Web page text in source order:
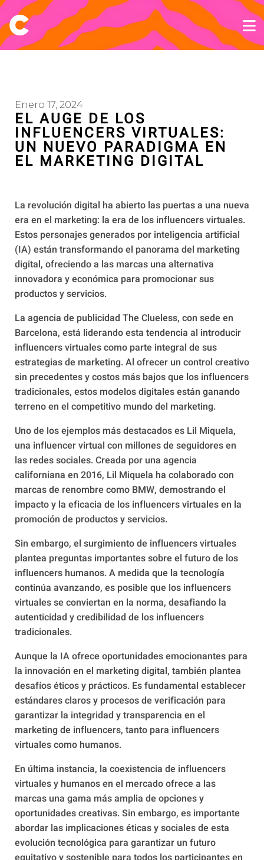
Enero 17, 2024
EL AUGE DE LOS
INFLUENCERS VIRTUALES:
UN NUEVO PARADIGMA EN
EL MARKETING DIGITAL
La revolución digital ha abierto las puertas a una nueva
era en el marketing: la era de los influencers virtuales.
Estos personajes generados por inteligencia artificial
(IA) están transformando el panorama del marketing
digital, ofreciendo a las marcas una alternativa
innovadora y económica para promocionar sus
productos y servicios.
La agencia de publicidad The Clueless, con sede en
Barcelona, está liderando esta tendencia al introducir
influencers virtuales como parte integral de sus
estrategias de marketing. Al ofrecer un control creativo
sin precedentes y costos más bajos que los influencers
tradicionales, estos modelos digitales están ganando
terreno en el competitivo mundo del marketing.
Uno de los ejemplos más destacados es Lil Miquela,
una influencer virtual con millones de seguidores en
las redes sociales. Creada por una agencia
californiana en 2016, Lil Miquela ha colaborado con
marcas de renombre como BMW, demostrando el
impacto y la eficacia de los influencers virtuales en la
promoción de productos y servicios.
Sin embargo, el surgimiento de influencers virtuales
plantea preguntas importantes sobre el futuro de los
influencers humanos. A medida que la tecnología
continúa avanzando, es posible que los influencers
virtuales se conviertan en la norma, desafiando la
autenticidad y credibilidad de los influencers
tradicionales.
Aunque la IA ofrece oportunidades emocionantes para
la innovación en el marketing digital, también plantea
desafíos éticos y prácticos. Es fundamental establecer
estándares claros y procesos de verificación para
garantizar la integridad y transparencia en el
marketing de influencers, tanto para influencers
virtuales como humanos.
En última instancia, la coexistencia de influencers
virtuales y humanos en el mercado ofrece a las
marcas una gama más amplia de opciones y
oportunidades creativas. Sin embargo, es importante
abordar las implicaciones éticas y sociales de esta
evolución tecnológica para garantizar un futuro